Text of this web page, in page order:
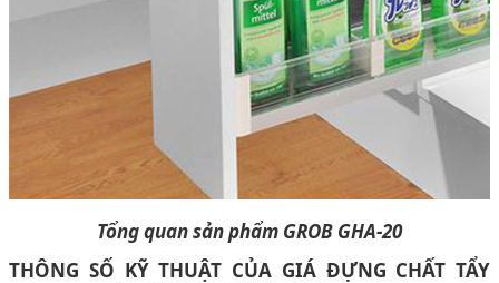
Tổng quan sản phẩm GROB GHA-20
THÔNG SỐ KỸ THUẬT CỦA GIÁ ĐỰNG CHẤT TẨY